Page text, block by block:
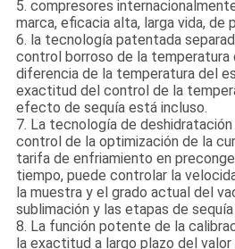
5. compresores
marca, eficacia alta, larga vida, de
6. la tecnología patentada
control borroso de la temperatura
diferencia de la temperatura del
exactitud del control de la
efecto de sequía está incluso.
7. La tecnología de
control de la optimización de la
tarifa de enfriamiento en
tiempo, puede controlar la
la muestra y el grado actual del
sublimación y las etapas de
8. La función potente de la
la exactitud a largo plazo del valor